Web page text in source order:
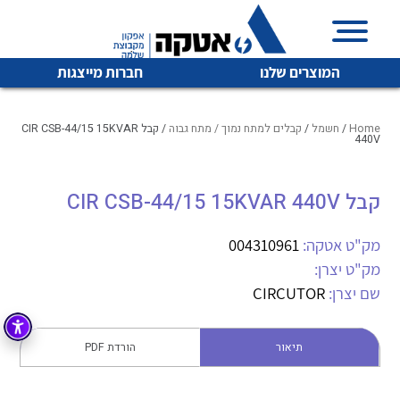
המוצרים שלנו חברות מייצגות
איכות | שרות | זמינות
והפצה של מוצרי
מיתוג, בקרה , ואינסטלציה חשמלית ופעילה ב7 תחומים:
חשמל מיתוג ואינסטלציה חשמלית
בקרה
זיווד
לכל מוצרי היצרן לכל מוצרי היצרן
לכל מוצרי היצרן לכל מוצרי היצרן
Home
/ חשמל / קבלים למתח נמוך / מתח גבוה / קבל CIR CSB-44/15 15KVAR
440V
קבל CIR CSB-44/15 15KVAR 440V
מק"ט אטקה: 004310961
מק"ט יצרן:
שם יצרן: CIRCUTOR
תיאור הורדת PDF